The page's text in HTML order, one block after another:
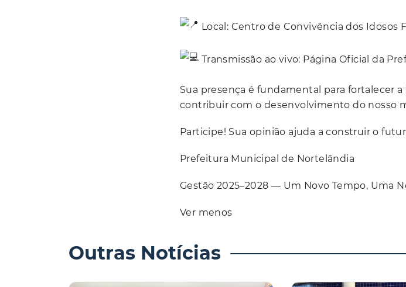
Local: Centro de Convivência dos Idosos
Transmissão ao vivo: Página Oficial da
Sua presença é fundamental para fortalecer
contribuir com o desenvolvimento do nosso
Participe! Sua opinião ajuda a construir o
Prefeitura Municipal de Nortelândia
Gestão 2025–2028 — Um Novo Tempo, Uma
Ver menos
Outras Notícias